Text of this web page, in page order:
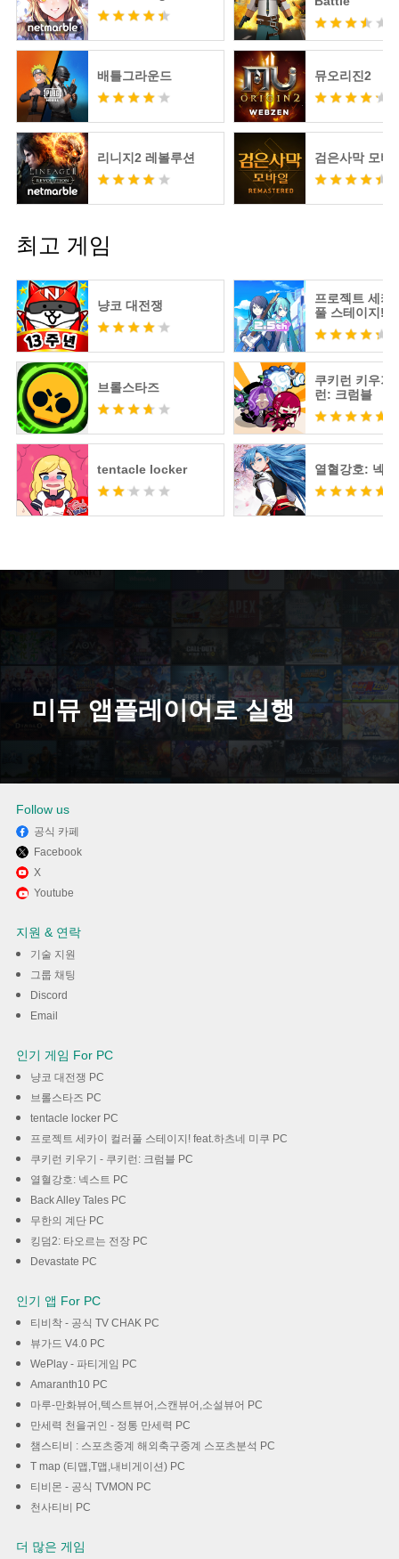
배틀그라운드 뮤오리진2
리니지2 레볼루션 검은사막 모바
최고 게임
냥코 대전쟁
브롤스타즈
tentacle locker
프로젝트 세카
풀 스테이지!
츠네 미쿠
쿠키런 키우기
런: 크럼블
열혈강호: 넥
미뮤 앱플레이어로 실행
Follow us
공식 카페
Facebook
X
Youtube
지원 & 연락
기술 지원
그룹 채팅
Discord
Email
인기 게임 For PC
냥코 대전쟁 PC
브롤스타즈 PC
tentacle locker PC
프로젝트 세카이 컬러풀 스테이지! feat.하츠네 미쿠 PC
쿠키런 키우기 - 쿠키런: 크럼블 PC
열혈강호: 넥스트 PC
Back Alley Tales PC
무한의 계단 PC
킹덤2: 타오르는 전장 PC
Devastate PC
인기 앱 For PC
티비착 - 공식 TV CHAK PC
뷰가드 V4.0 PC
WePlay - 파티게임 PC
Amaranth10 PC
마루-만화뷰어,텍스트뷰어,스캔뷰어,소설뷰어 PC
만세력 천을귀인 - 정통 만세력 PC
챔스티비 : 스포츠중계 해외축구중계 스포츠분석 PC
T map (티맵,T맵,내비게이션) PC
티비몬 - 공식 TVMON PC
천사티비 PC
더 많은 게임